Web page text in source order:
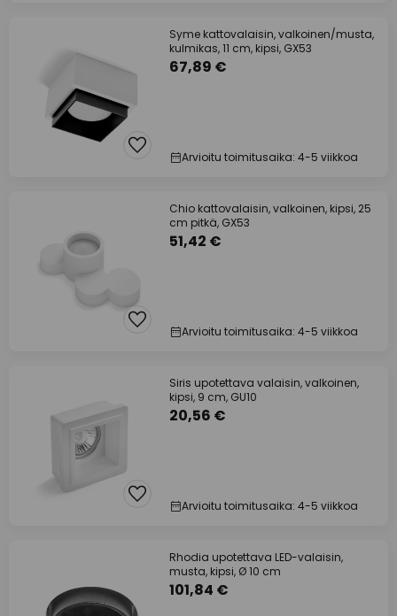
Syme kattovalaisin, valkoinen/musta,
kulmikas, 11 cm, kipsi, GX53
67,89 €
Arvioitu toimitusaika: 4-5 viikkoa
Chio kattovalaisin, valkoinen, kipsi, 25
cm pitkä, GX53
51,42 €
Arvioitu toimitusaika: 4-5 viikkoa
Siris upotettava valaisin, valkoinen,
kipsi, 9 cm, GU10
20,56 €
Arvioitu toimitusaika: 4-5 viikkoa
Rhodia upotettava LED-valaisin,
musta, kipsi, Ø 10 cm
101,84 €